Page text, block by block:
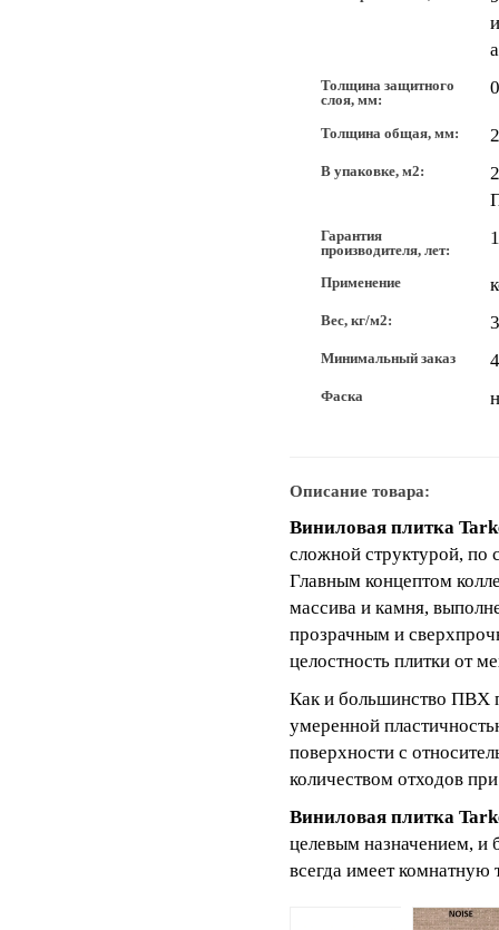
Толщина защитного
слоя, мм:
Толщина общая, мм:
В упаковке, м2:
Гарантия
производителя, лет:
Применение
Вес, кг/м2:
Минимальный заказ
Фаска
Описание товара:
Виниловая плитка
сложной структурой, по
Главным концептом
массива и камня,
прозрачным и
целостность плитки от
Как и большинство ПВХ
умеренной
поверхности с
количеством отходов
Виниловая плитка
целевым назначением, и
всегда имеет комнатную